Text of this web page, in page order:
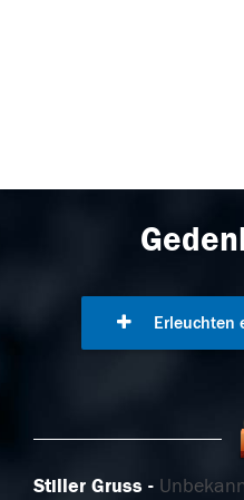
Erleuchten
Stiller Gruss